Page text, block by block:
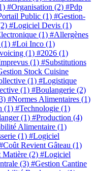
#Organisation (2) #Pdp
Public (1) #Gestion-
#Logiciel Devis (1)
(1) #Allergènes
(1) #Loi Inco (1)
(1) #2026 (1)
(1) #Substitutions
Stock Cuisine
(1) #Logistique
(1) #Boulangerie (2)
#Normes Alimentaires (1)
(1) #Technologie (1)
(1) #Production (4)
Alimentaire (1)
(1) #Logiciel
Revient Gâteau (1)
Matière (2) #Logiciel
(3) #Gestion Cantine